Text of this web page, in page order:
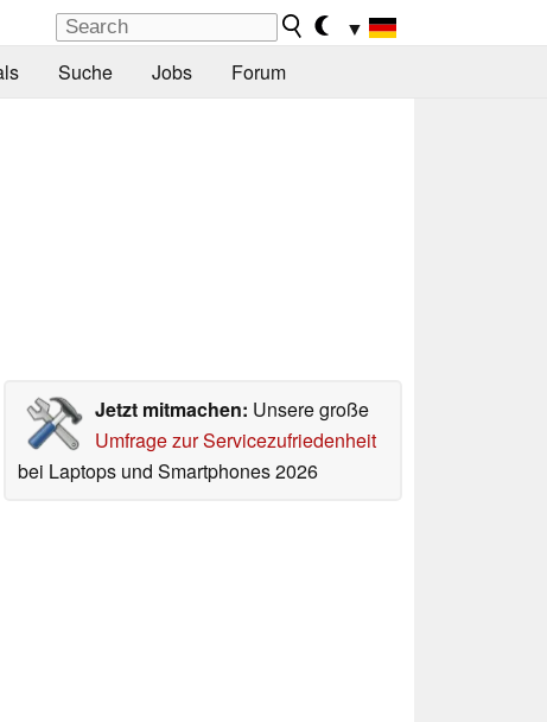
▼
Suche Jobs Forum
Jetzt mitmachen: Unsere große
Umfrage zur Servicezufriedenheit
bei Laptops und Smartphones 2026